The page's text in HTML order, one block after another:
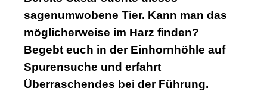
sagenumwobene Tier. Kann man das
möglicherweise im Harz finden?
Begebt euch in der Einhornhöhle auf
Spurensuche und erfahrt
Überraschendes bei der Führung.